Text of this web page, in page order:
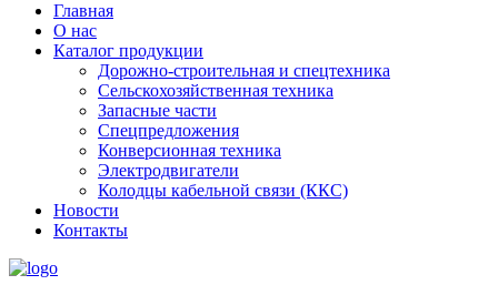
Главная
О нас
Каталог продукции
Дорожно-строительная и спецтехника
Сельскохозяйственная техника
Запасные части
Спецпредложения
Конверсионная техника
Электродвигатели
Колодцы кабельной связи (ККС)
Новости
Контакты